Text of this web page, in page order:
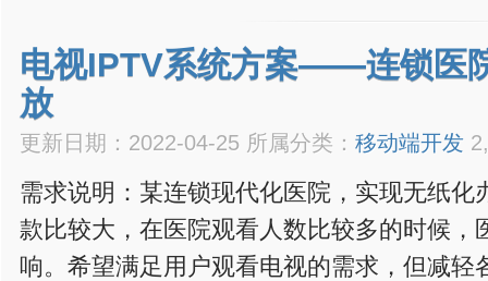
电视IPTV系统方案——连锁医
放
更新日期：2022-04-25 所属分类： 移动端开发
需求说明：某连锁现代化医院，实现无纸化
款比较大，在医院观看人数比较多的时候，
响。希望满足用户观看电视的需求，但减轻